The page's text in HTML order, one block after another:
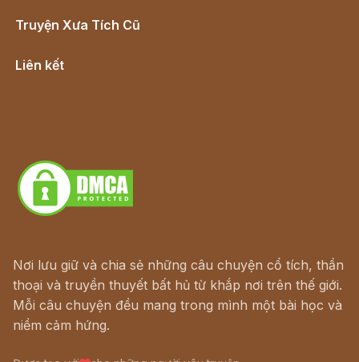
Truyện Xưa Tích Cũ
Liên kết
Nơi lưu giữ và chia sẻ những câu chuyện cổ tích, thần
thoại và truyền thuyết bất hủ từ khắp nơi trên thế giới.
Mỗi câu chuyện đều mang trong mình một bài học và
niềm cảm hứng.